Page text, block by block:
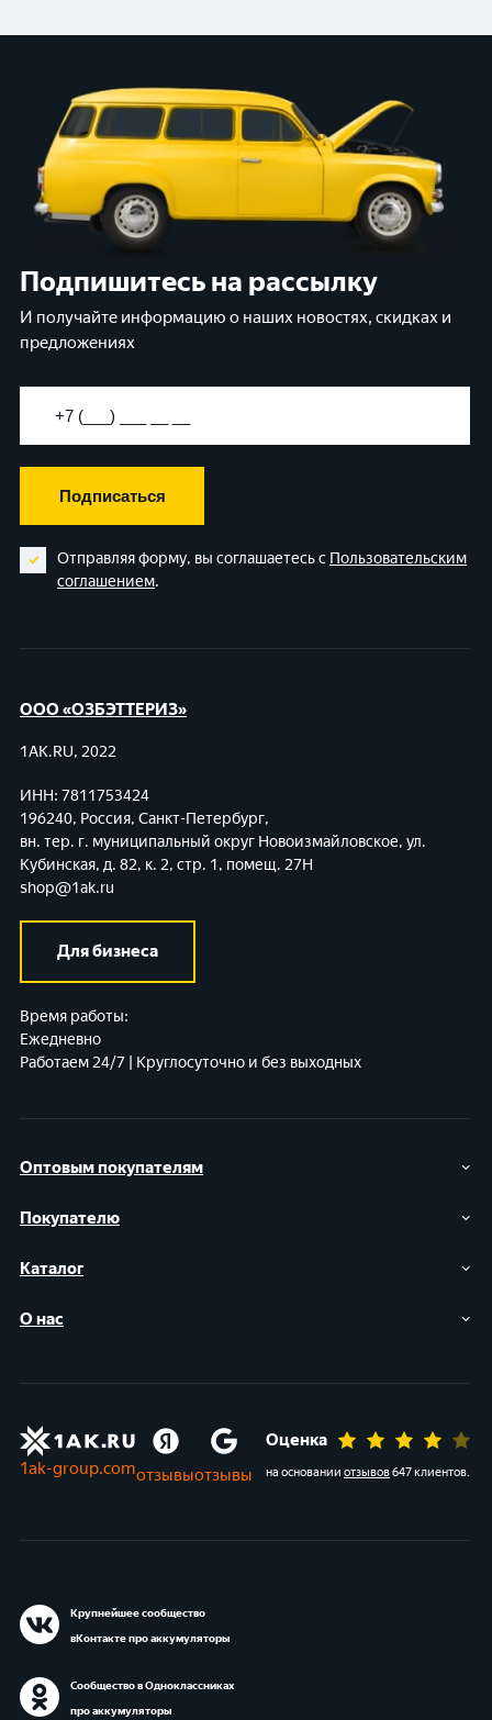
Подпишитесь на рассылку
И получайте информацию о наших новостях, скидках и
предложениях
Подписаться
Отправляя форму, вы соглашаетесь с Пользовательским
соглашением.
Оптовым покупателям
Покупателю
Каталог
О нас
ООО «ОЗБЭТТЕРИЗ»
1AK.RU, 2022
ИНН: 7811753424
196240, Россия, Санкт-Петербург,
вн. тер. г. муниципальный округ Новоизмайловское, ул.
Кубинская, д. 82, к. 2, стр. 1, помещ. 27Н
shop@1ak.ru
Для бизнеса
Время работы:
Ежедневно
Работаем 24/7 | Круглосуточно и без выходных
1ak-group.comотзывыотзывы
Оценка
на основании отзывов647 клиентов.
Крупнейшее сообщество
вКонтакте про аккумуляторы
Сообщество в Одноклассниках
про аккумуляторы